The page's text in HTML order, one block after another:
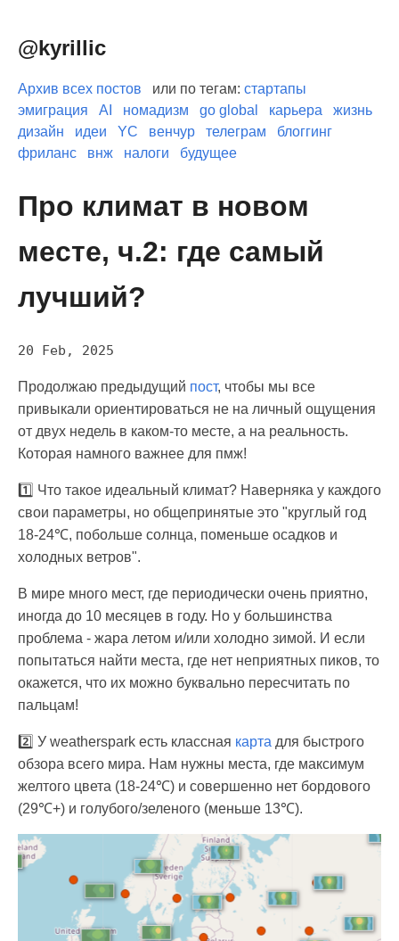
@kyrillic
Архив всех постов или по тегам: стартапы
эмиграция
AI номадизм go global карьера
жизнь
дизайн
идеи YC венчур телеграм
блоггинг
фриланс
внж налоги будущее
Про климат в новом
месте, ч.2: где самый
лучший?
20 Feb, 2025
Продолжаю предыдущий пост, чтобы мы все
привыкали ориентироваться не на личный ощущения
от двух недель в каком-то месте, а на реальность.
Которая намного важнее для пмж!
1️⃣ Что такое идеальный климат? Наверняка у каждого
свои параметры, но общепринятые это "круглый год
18-24℃, побольше солнца, поменьше осадков и
холодных ветров".
В мире много мест, где периодически очень приятно,
иногда до 10 месяцев в году. Но у большинства
проблема - жара летом и/или холодно зимой. И если
попытаться найти места, где нет неприятных пиков, то
окажется, что их можно буквально пересчитать по
пальцам!
2️⃣ У weatherspark есть классная карта для быстрого
обзора всего мира. Нам нужны места, где максимум
желтого цвета (18-24℃) и совершенно нет бордового
(29℃+) и голубого/зеленого (меньше 13℃).